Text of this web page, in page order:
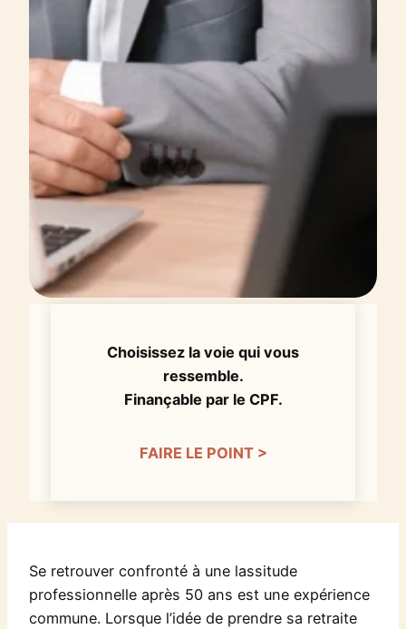
Choisissez la voie qui vous
ressemble.
Finançable par le CPF.
FAIRE LE POINT >
Se retrouver confronté à une lassitude
professionnelle après 50 ans est une expérience
commune. Lorsque l’idée de prendre sa retraite